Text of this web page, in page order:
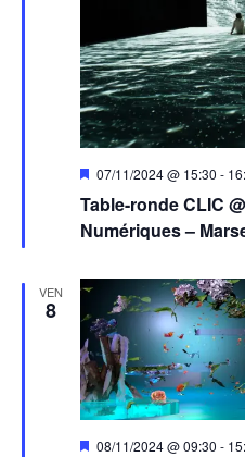
Table-ronde CLIC
Numériques –
Mis
avant
07/11/2024 @ 15:30 -
VEN
8
Mis
08/11/2024 @ 09:30 -